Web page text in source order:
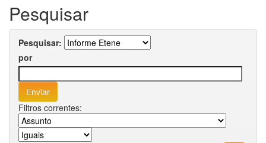
Pesquisar
Pesquisar:
por
Filtros correntes: